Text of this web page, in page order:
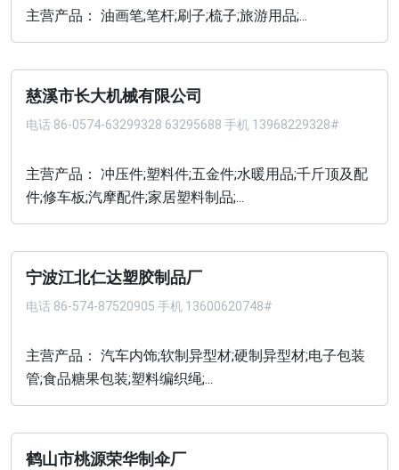
主营产品： 油画笔;笔杆;刷子;梳子;旅游用品;...
慈溪市长大机械有限公司
电话 86-0574-63299328 63295688 手机 13968229328#
主营产品： 冲压件;塑料件;五金件;水暖用品;千斤顶及配
件;修车板;汽摩配件;家居塑料制品;...
宁波江北仁达塑胶制品厂
电话 86-574-87520905 手机 13600620748#
主营产品： 汽车内饰;软制异型材;硬制异型材;电子包装
管;食品糖果包装;塑料编织绳;...
鹤山市桃源荣华制伞厂